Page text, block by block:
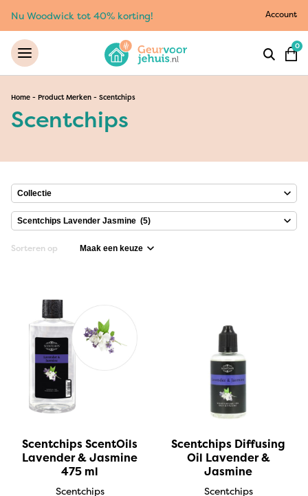
Nu Woodwick tot 40% korting! Account
0
Home - Product Merken - Scentchips
Scentchips
Sorteren op
Scentchips ScentOils
Lavender & Jasmine
475 ml
Scentchips
Scentchips Diffusing
Oil Lavender &
Jasmine
Scentchips